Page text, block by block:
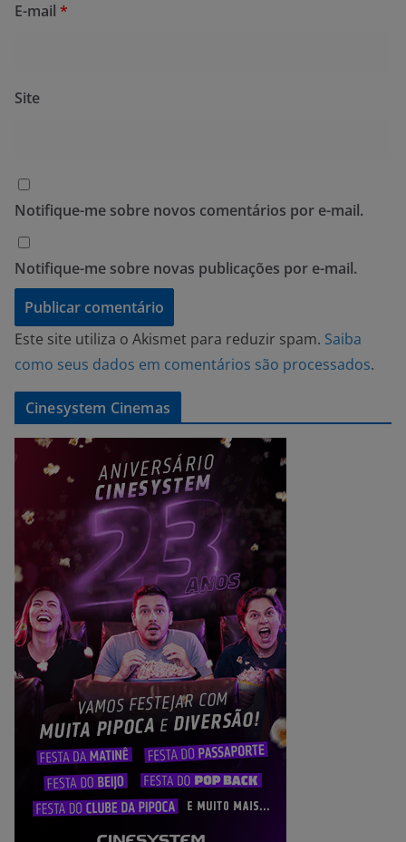
E-mail *
Site
Notifique-me sobre novos comentários por e-mail.
Notifique-me sobre novas publicações por e-mail.
Este site utiliza o Akismet para reduzir spam. Saiba
como seus dados em comentários são processados.
Cinesystem Cinemas